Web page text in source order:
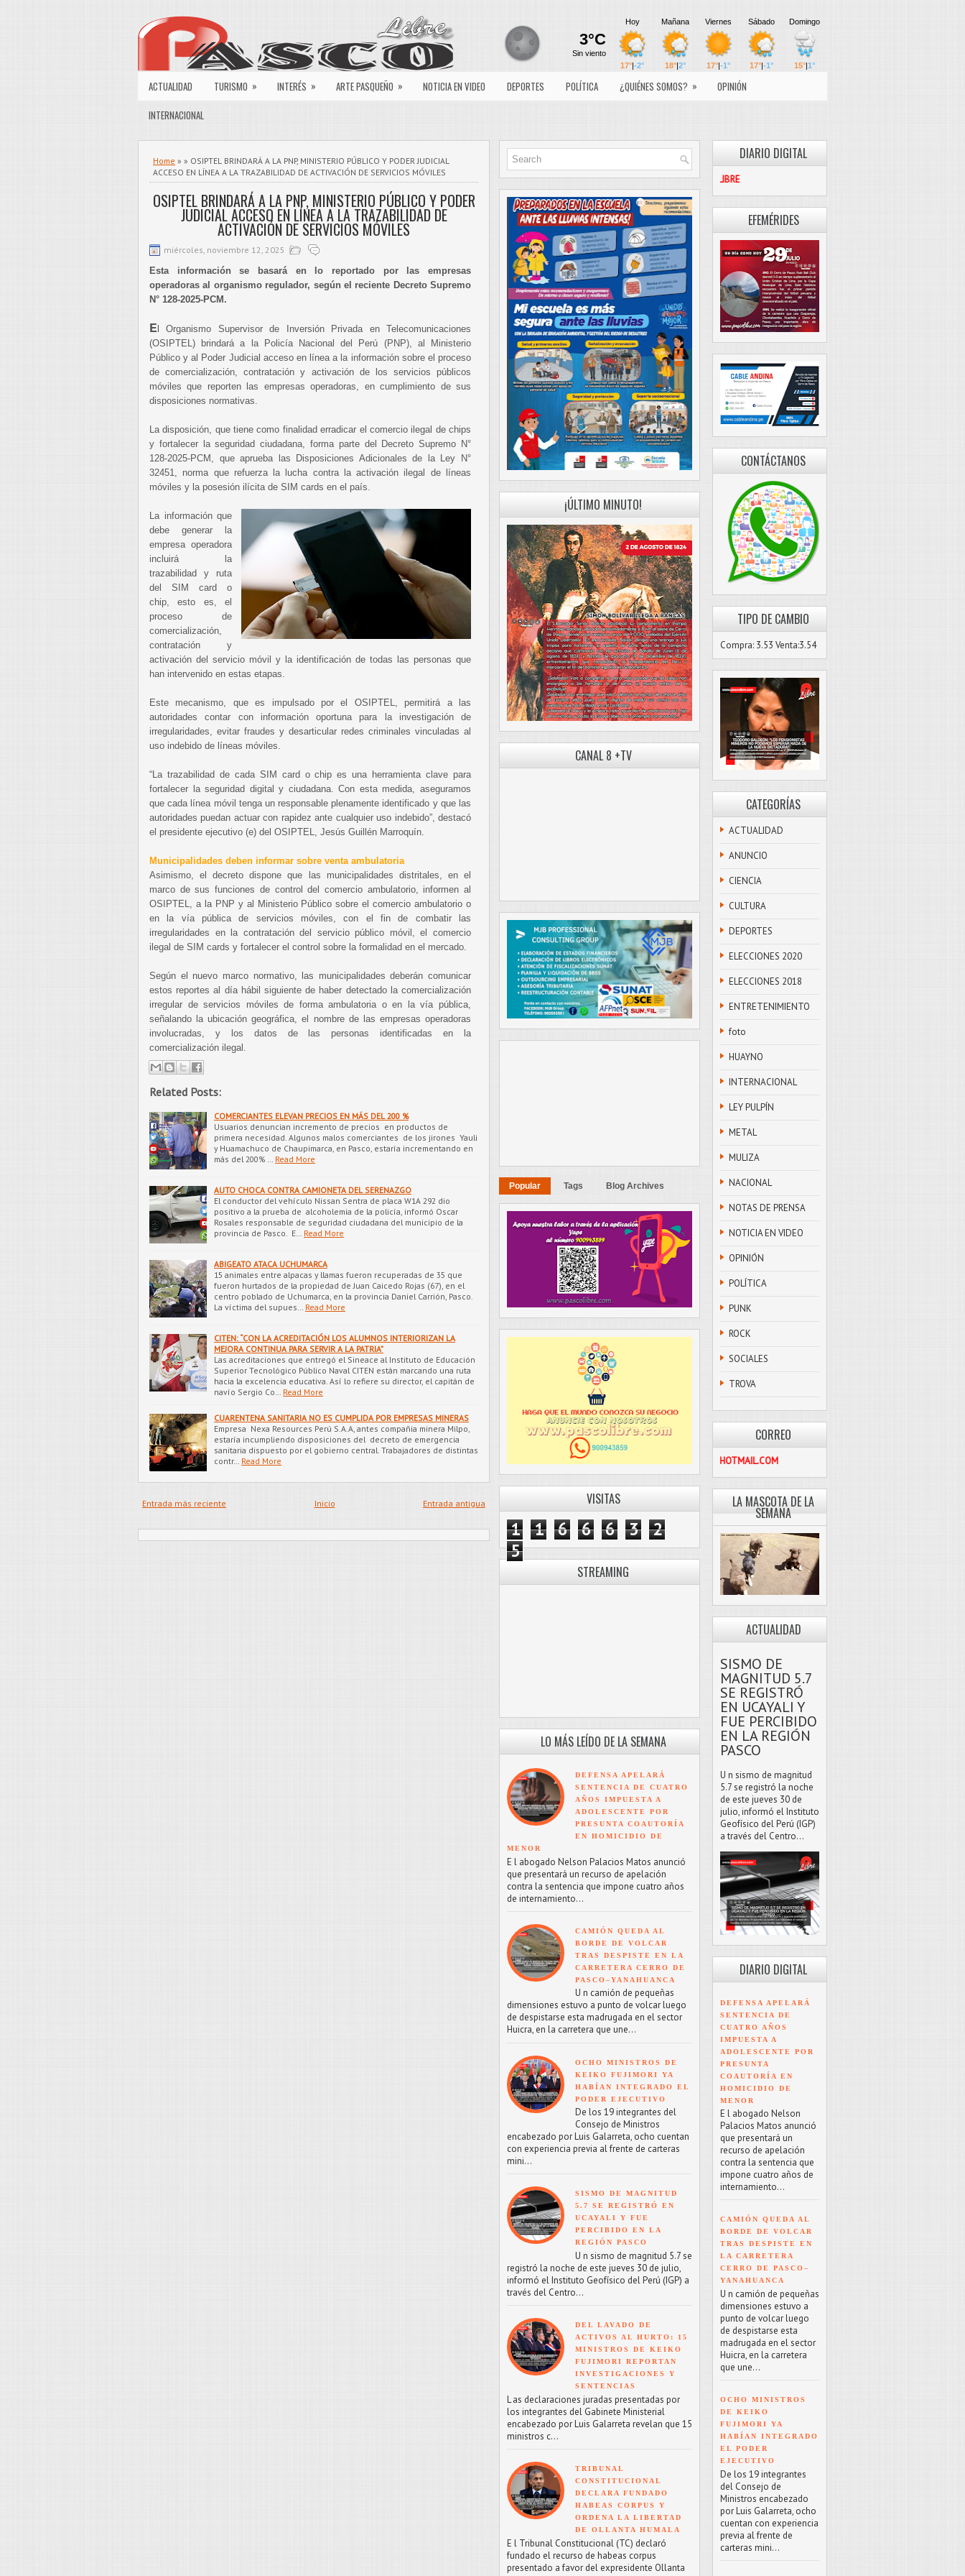
ACTUALIDAD TURISMO » INTERÉS » ARTE PASQUEÑO » NOTICIA EN VIDEO DEPORTES POLÍTICA ¿QUIÉNES SOMOS? »
OPINIÓN
INTERNACIONAL
Home » » OSIPTEL BRINDARÁ A LA PNP, MINISTERIO PÚBLICO Y PODER JUDICIAL
ACCESO EN LÍNEA A LA TRAZABILIDAD DE ACTIVACIÓN DE SERVICIOS MÓVILES
OSIPTEL BRINDARÁ A LA PNP, MINISTERIO PÚBLICO Y PODER
JUDICIAL ACCESO EN LÍNEA A LA TRAZABILIDAD DE
ACTIVACIÓN DE SERVICIOS MÓVILES
miércoles, noviembre 12, 2025
Esta información se basará en lo reportado por las empresas
operadoras al organismo regulador, según el reciente Decreto Supremo
N° 128-2025-PCM.
E l Organismo Supervisor de Inversión Privada en Telecomunicaciones
(OSIPTEL) brindará a la Policía Nacional del Perú (PNP), al Ministerio
Público y al Poder Judicial acceso en línea a la información sobre el proceso
de comercialización, contratación y activación de los servicios públicos
móviles que reporten las empresas operadoras, en cumplimiento de sus
disposiciones normativas.
La disposición, que tiene como finalidad erradicar el comercio ilegal de chips
y fortalecer la seguridad ciudadana, forma parte del Decreto Supremo N°
128-2025-PCM, que aprueba las Disposiciones Adicionales de la Ley N°
32451, norma que refuerza la lucha contra la activación ilegal de líneas
móviles y la posesión ilícita de SIM cards en el país.
La información que
debe generar la
empresa operadora
incluirá la
trazabilidad y ruta
del SIM card o
chip, esto es, el
proceso de
comercialización,
contratación y
activación del servicio móvil y la identificación de todas las personas que
han intervenido en estas etapas.
Este mecanismo, que es impulsado por el OSIPTEL, permitirá a las
autoridades contar con información oportuna para la investigación de
irregularidades, evitar fraudes y desarticular redes criminales vinculadas al
uso indebido de líneas móviles.
“La trazabilidad de cada SIM card o chip es una herramienta clave para
fortalecer la seguridad digital y ciudadana. Con esta medida, aseguramos
que cada línea móvil tenga un responsable plenamente identificado y que las
autoridades puedan actuar con rapidez ante cualquier uso indebido”, destacó
el presidente ejecutivo (e) del OSIPTEL, Jesús Guillén Marroquín.
Municipalidades deben informar sobre venta ambulatoria
Asimismo, el decreto dispone que las municipalidades distritales, en el
marco de sus funciones de control del comercio ambulatorio, informen al
OSIPTEL, a la PNP y al Ministerio Público sobre el comercio ambulatorio o
en la vía pública de servicios móviles, con el fin de combatir las
irregularidades en la contratación del servicio público móvil, el comercio
ilegal de SIM cards y fortalecer el control sobre la formalidad en el mercado.
Según el nuevo marco normativo, las municipalidades deberán comunicar
estos reportes al día hábil siguiente de haber detectado la comercialización
irregular de servicios móviles de forma ambulatoria o en la vía pública,
señalando la ubicación geográfica, el nombre de las empresas operadoras
involucradas, y los datos de las personas identificadas en la
comercialización ilegal.
Related Posts:
COMERCIANTES ELEVAN PRECIOS EN MÁS DEL 200 %
Usuarios denuncian incremento de precios en productos de
primera necesidad. Algunos malos comerciantes de los jirones Yauli
y Huamachuco de Chaupimarca, en Pasco, estaría incrementando en
más del 200% …
Read More
AUTO CHOCA CONTRA CAMIONETA DEL SERENAZGO
El conductor del vehículo Nissan Sentra de placa W1A 292 dio
positivo a la prueba de alcoholemia de la policía, informó Oscar
Rosales responsable de seguridad ciudadana del municipio de la
provincia de Pasco. E…
Read More
ABIGEATO ATACA UCHUMARCA
15 animales entre alpacas y llamas fueron recuperadas de 35 que
fueron hurtados de la propiedad de Juan Caicedo Rojas (67), en el
centro poblado de Uchumarca, en la provincia Daniel Carrión, Pasco.
La víctima del supues…
Read More
CITEN: “CON LA ACREDITACIÓN LOS ALUMNOS INTERIORIZAN LA
MEJORA CONTINUA PARA SERVIR A LA PATRIA”
Las acreditaciones que entregó el Sineace al Instituto de Educación
Superior Tecnológico Público Naval CITEN están marcando una ruta
hacia la excelencia educativa. Así lo refiere su director, el capitán de
navío Sergio Co…
Read More
CUARENTENA SANITARIA NO ES CUMPLIDA POR EMPRESAS MINERAS
Empresa Nexa Resources Perú S.A.A, antes compañia minera Milpo,
estaría incumpliendo disposiciones del decreto de emergencia
sanitaria dispuesto por el gobierno central. Trabajadores de distintas
contr…
Read More
Entrada más reciente Entrada antigua
Inicio
¡ÚLTIMO MINUTO!
CANAL 8 +TV
Popular Tags Blog Archives
VISITAS
1 1 6 6 6 3
2
5
STREAMING
LO MÁS LEÍDO DE LA SEMANA
DEFENSA APELARÁ
SENTENCIA DE CUATRO
AÑOS IMPUESTA A
ADOLESCENTE POR
PRESUNTA COAUTORÍA
EN HOMICIDIO DE
MENOR
E l abogado Nelson Palacios Matos anunció
que presentará un recurso de apelación
contra la sentencia que impone cuatro años
de internamiento...
CAMIÓN QUEDA AL
BORDE DE VOLCAR
TRAS DESPISTE EN LA
CARRETERA CERRO DE
PASCO–YANAHUANCA
U n camión de pequeñas
dimensiones estuvo a punto de volcar luego
de despistarse esta madrugada en el sector
Huicra, en la carretera que une...
OCHO MINISTROS DE
KEIKO FUJIMORI YA
HABÍAN INTEGRADO EL
PODER EJECUTIVO
De los 19 integrantes del
Consejo de Ministros
encabezado por Luis Galarreta, ocho cuentan
con experiencia previa al frente de carteras
mini...
SISMO DE MAGNITUD
5.7 SE REGISTRÓ EN
UCAYALI Y FUE
PERCIBIDO EN LA
REGIÓN PASCO
U n sismo de magnitud 5.7 se
registró la noche de este jueves 30 de julio,
informó el Instituto Geofísico del Perú (IGP) a
través del Centro...
DEL LAVADO DE
ACTIVOS AL HURTO: 15
MINISTROS DE KEIKO
FUJIMORI REPORTAN
INVESTIGACIONES Y
SENTENCIAS
L as declaraciones juradas presentadas por
los integrantes del Gabinete Ministerial
encabezado por Luis Galarreta revelan que 15
ministros c...
TRIBUNAL
CONSTITUCIONAL
DECLARA FUNDADO
HABEAS CORPUS Y
ORDENA LA LIBERTAD
DE OLLANTA HUMALA
E l Tribunal Constitucional (TC) declaró
fundado el recurso de habeas corpus
presentado a favor del expresidente Ollanta
DIARIO DIGITAL
EFEMÉRIDES
CONTÁCTANOS
TIPO DE CAMBIO
Compra: 3.53 Venta:3.54
CATEGORÍAS
ACTUALIDAD
ANUNCIO
CIENCIA
CULTURA
DEPORTES
ELECCIONES 2020
ELECCIONES 2018
ENTRETENIMIENTO
foto
HUAYNO
INTERNACIONAL
LEY PULPÍN
METAL
MULIZA
NACIONAL
NOTAS DE PRENSA
NOTICIA EN VIDEO
OPINIÓN
POLÍTICA
PUNK
ROCK
SOCIALES
TROVA
CORREO
PASCOLIBRE@HOTMAIL.COM
LA MASCOTA DE LA
SEMANA
ACTUALIDAD
SISMO DE
MAGNITUD 5.7
SE REGISTRÓ
EN UCAYALI Y
FUE PERCIBIDO
EN LA REGIÓN
PASCO
U n sismo de magnitud
5.7 se registró la noche
de este jueves 30 de
julio, informó el Instituto
Geofísico del Perú (IGP)
a través del Centro...
DIARIO DIGITAL
DEFENSA APELARÁ
SENTENCIA DE
CUATRO AÑOS
IMPUESTA A
ADOLESCENTE POR
PRESUNTA
COAUTORÍA EN
HOMICIDIO DE
MENOR
E l abogado Nelson
Palacios Matos anunció
que presentará un
recurso de apelación
contra la sentencia que
impone cuatro años de
internamiento...
CAMIÓN QUEDA AL
BORDE DE VOLCAR
TRAS DESPISTE EN
LA CARRETERA
CERRO DE PASCO–
YANAHUANCA
U n camión de pequeñas
dimensiones estuvo a
punto de volcar luego
de despistarse esta
madrugada en el sector
Huicra, en la carretera
que une...
OCHO MINISTROS
DE KEIKO
FUJIMORI YA
HABÍAN INTEGRADO
EL PODER
EJECUTIVO
De los 19 integrantes
del Consejo de
Ministros encabezado
por Luis Galarreta, ocho
cuentan con experiencia
previa al frente de
carteras mini...